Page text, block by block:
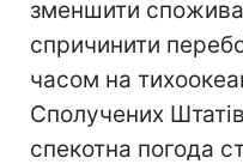
зменшити
спричинити
часом на
Сполучених
спекотна погода